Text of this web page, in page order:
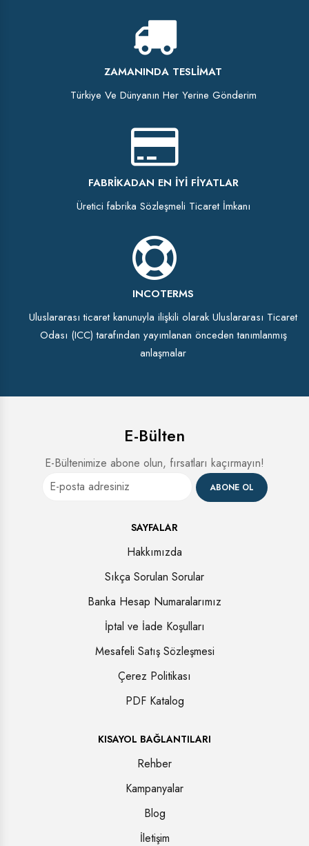
ZAMANINDA TESLIMAT
Türkiye Ve Dünyanın Her Yerine Gönderim
FABRIKADAN EN İYI FIYATLAR
Üretici fabrika Sözleşmeli Ticaret İmkanı
INCOTERMS
Uluslararası ticaret kanunuyla ilişkili olarak Uluslararası Ticaret
Odası (ICC) tarafından yayımlanan önceden tanımlanmış
anlaşmalar
E-Bülten
E-Bültenimize abone olun, fırsatları kaçırmayın!
ABONE OL
SAYFALAR
Hakkımızda
Sıkça Sorulan Sorular
Banka Hesap Numaralarımız
İptal ve İade Koşulları
Mesafeli Satış Sözleşmesi
Çerez Politikası
PDF Katalog
KISAYOL BAĞLANTILARI
Rehber
Kampanyalar
Blog
İletişim